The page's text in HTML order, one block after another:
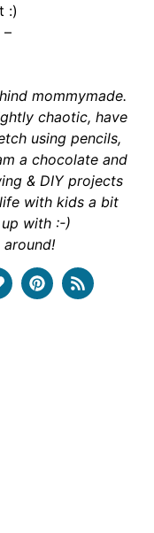
:)
–
mommymade.
chaotic, have
using pencils,
a chocolate and
& DIY projects
with kids a bit
with :-)
around!